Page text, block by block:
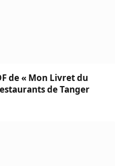
de « Mon Livret du
de Tanger